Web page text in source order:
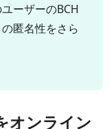
ーザーのBCH
匿名性をさら
オンライン